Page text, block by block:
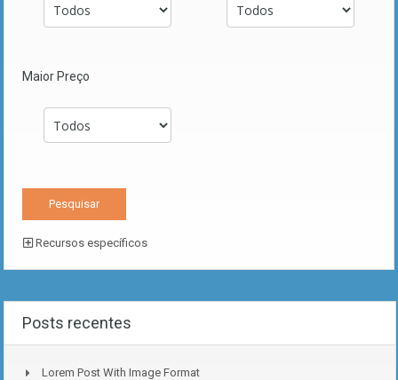
Maior Preço
Recursos específicos
Posts recentes
Lorem Post With Image Format